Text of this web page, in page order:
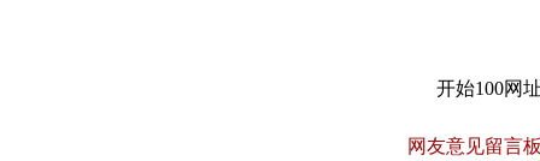
开始100网
网友意见留言